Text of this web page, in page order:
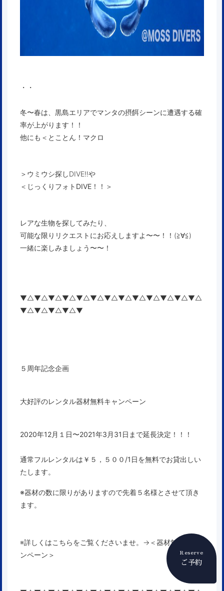
Reserve
ご予約
・・
冬〜春は、黒島エリアでマンタの摂餌シーンに遭遇する確
率が上がります！！
他にも＜ とことん！マクロ
＞ウミウシ探しDIVE!!や
＜ じっくりフォトDIVE！！ ＞
レアな生物を探してみたり、
可能な限りリクエストにお応えしますよ〜〜！！(≧∀≦)
一緒に楽しみましょう〜〜！
▼△▼△▼△▼△▼△▼△▼△▼△▼△▼△▼△▼△▼△
▼△▼△▼△▼△▼
５周年記念企画
大好評のレンタル器材無料キャンペーン
2020年12月１日〜2021年3月31日まで延長決定！！！
通常フルレンタルは￥５，５００/1日を無料でお貸出しい
たします。
※器材の数に限りがありますので先着５名様とさせて頂き
ます。
※詳しくはこちらをご覧くださいませ。→ ＜器材無料キャ
ンペーン＞